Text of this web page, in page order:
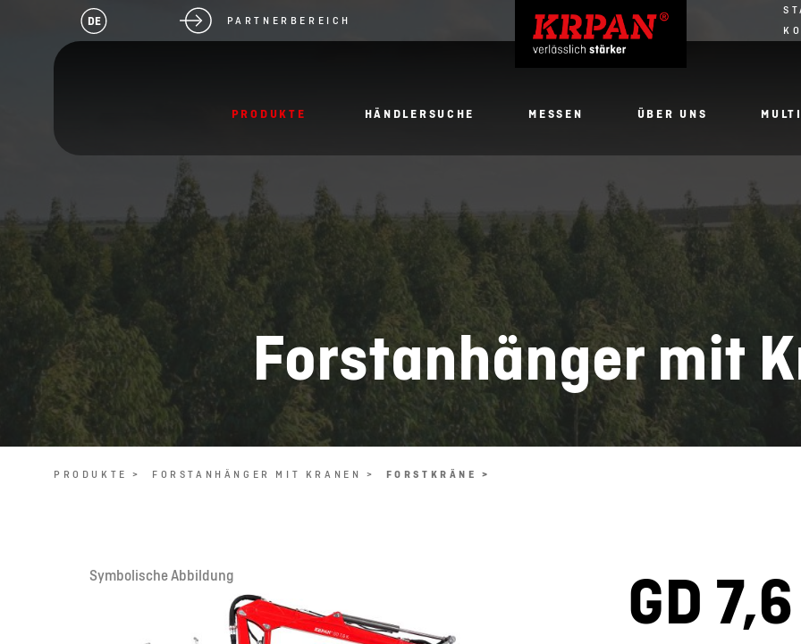
DE PARTNERBEREICH
PRODUKTE HÄNDLERSUCHE MESSEN ÜBER UNS
Forstanhänger mit
PRODUKTE > FORSTANHÄNGER MIT KRANEN > FORSTKRÄNE >
Symbolische Abbildung GD